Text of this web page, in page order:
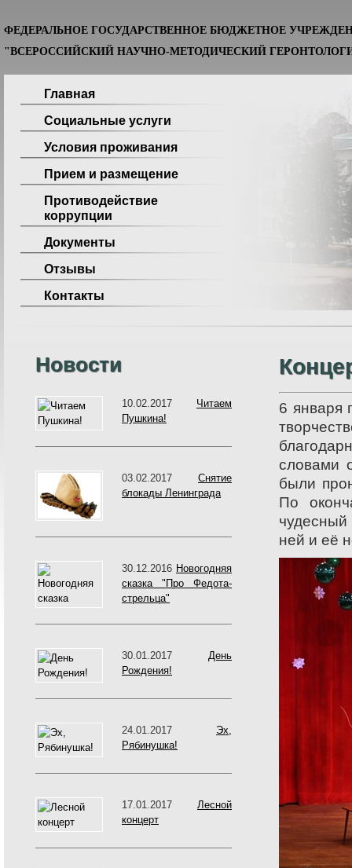
ФЕДЕРАЛЬНОЕ ГОСУДАРСТВЕННОЕ БЮДЖЕТНОЕ
"ВСЕРОССИЙСКИЙ НАУЧНО-МЕТОДИЧЕСКИЙ
Главная
Социальные услуги
Условия проживания
Прием и размещение
Противодействие
коррупции
Документы
Отзывы
Контакты
Новости
10.02.2017 Читаем
Пушкина!
03.02.2017 Снятие
блокады Ленинграда
30.12.2016 Новогодняя
сказка "Про Федота-
стрельца"
30.01.2017 День
Рождения!
24.01.2017 Эх,
Рябинушка!
17.01.2017 Лесной
концерт
6 января
словами
были
По
ней и её